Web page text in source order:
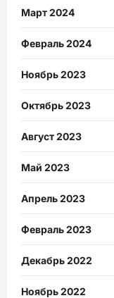
Март 2024
Февраль 2024
Ноябрь 2023
Октябрь 2023
Август 2023
Май 2023
Апрель 2023
Февраль 2023
Декабрь 2022
Ноябрь 2022